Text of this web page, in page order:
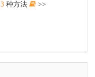
3种方法 >>